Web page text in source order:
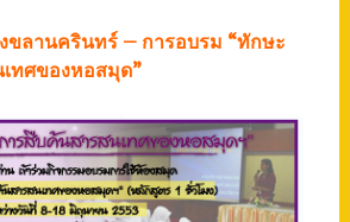
ขลานครินทร์ – การอบรม “ทักษะ
ทศของหอสมุด”